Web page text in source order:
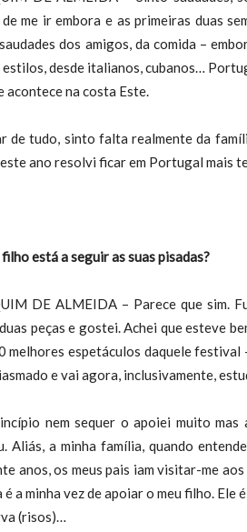
me ir embora e as primeiras duas
dos amigos, da comida –
desde italianos, cubanos…
acontece na costa Este.
de tudo, sinto falta realmente da
ano resolvi ficar em Portugal mais
está a seguir as suas pisadas?
DE ALMEIDA – Parece que sim.
peças e gostei. Achei que esteve
melhores espetáculos daquele
e vai agora, inclusivamente,
nem sequer o apoiei muito
Aliás, a minha família, quando
anos, os meus pais iam visitar-me
a minha vez de apoiar o meu filho. Ele
(risos)…